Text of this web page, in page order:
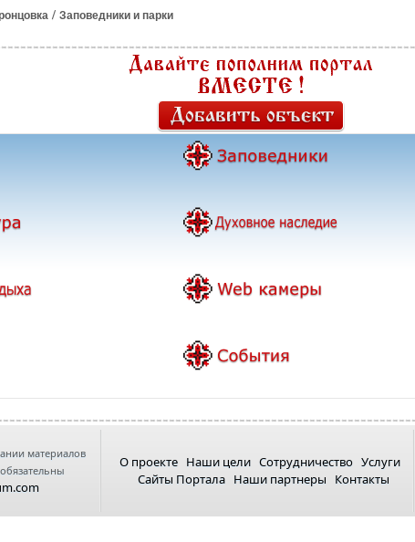
/ Заповедники и парки
материалов
О проекте Наши цели Сотрудничество Услуги
Сайты Портала Наши партнеры Контакты